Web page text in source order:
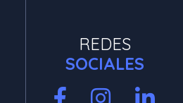
REDES
SOCIALES